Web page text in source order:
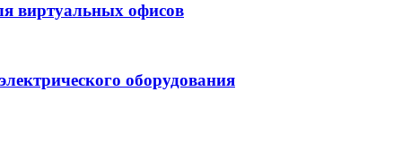
виртуальных офисов
оборудования